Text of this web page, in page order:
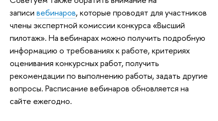
записи вебинаров, которые проводят для участников
члены экспертной комиссии конкурса «Высший
пилотаж». На вебинарах можно получить подробную
информацию о требованиях к работе, критериях
оценивания конкурсных работ, получить
рекомендации по выполнению работы, задать другие
вопросы. Расписание вебинаров обновляется на
сайте ежегодно.